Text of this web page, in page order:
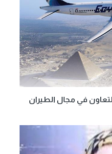
في مجال الطيران